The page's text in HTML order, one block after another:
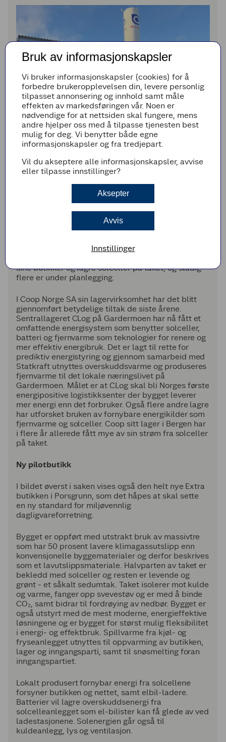
Også på Coop sitt hovedlager på Gardermoen fylles
det biogass, en stasjon som er satt opp i samarbeid
med Air Liquide, og er åpne for alle aktører.
Tiltak for å redusere og effektivisere energibruken
vil fremover øke produksjon og bruk av fornybare
sine butikker og lagre solceller på taket, og stadig
flere er under planlegging.
I Coop Norge SA sin lagervirksomhet har det blitt
gjennomført betydelige tiltak de siste årene.
Sentrallageret CLog på Gardermoen har nå fått et
omfattende energisystem som benytter solceller,
batteri og fjernvarme som teknologier for renere og
mer effektiv energibruk. Det er lagt til rette for
prediktiv energistyring og gjennom samarbeid med
Statkraft utnyttes overskuddsvarme og produseres
fjernvarme til det lokale næringslivet på
Gardermoen. Målet er at CLog skal bli Norges første
energipositive logistikksenter der bygget leverer
mer energi enn det forbruker. Også flere andre lagre
har utforsket bruken av fornybare energikilder som
fjernvarme og solceller. Coop sitt lager i Bergen har
i flere år allerede fått mye av sin strøm fra solceller
på taket.
Ny pilotbutikk
I bildet øverst i saken vises også den helt nye Extra
butikken i Porsgrunn, som det håpes at skal sette
en ny standard for miljøvennlig
dagligvareforretning.
Bygget er oppført med utstrakt bruk av massivtre
som har 50 prosent lavere klimagassutslipp enn
konvensjonelle byggematerialer og derfor beskrives
som et lavutslippsmateriale. Halvparten av taket er
bekledd med solceller og resten er levende og
grønt - et såkalt sedumtak. Taket isolerer mot kulde
og varme, fanger opp svevestøv og er med å binde
CO₂, samt bidrar til fordrøying av nedbør. Bygget er
også utstyrt med de mest moderne, energieffektive
løsningene og er bygget for størst mulig fleksibilitet
i energi- og effektbruk. Spillvarme fra kjøl- og
fryseanlegget utnyttes til oppvarming av butikken,
lager og inngangsparti, samt til snøsmelting foran
inngangspartiet.
Lokalt produsert fornybar energi fra solcellene
forsyner butikken og nettet, samt elbil-ladere.
Batterier vil lagre overskuddsenergi fra
solcelleanlegget som el-bilister kan få glede av ved
ladestasjonene. Solenergien går også til
kuldeanlegg, lys og ventilasjon.
Bruk av informasjonskapsler
Vi bruker informasjonskapsler (cookies) for å
forbedre brukeropplevelsen din, levere personlig
tilpasset annonsering og innhold samt måle
effekten av markedsføringen vår. Noen er
nødvendige for at nettsiden skal fungere, mens
andre hjelper oss med å tilpasse tjenesten best
mulig for deg. Vi benytter både egne
informasjonskapsler og fra tredjepart.
Vil du akseptere alle informasjonskapsler, avvise
eller tilpasse innstillinger?
Aksepter
Avvis
Innstillinger